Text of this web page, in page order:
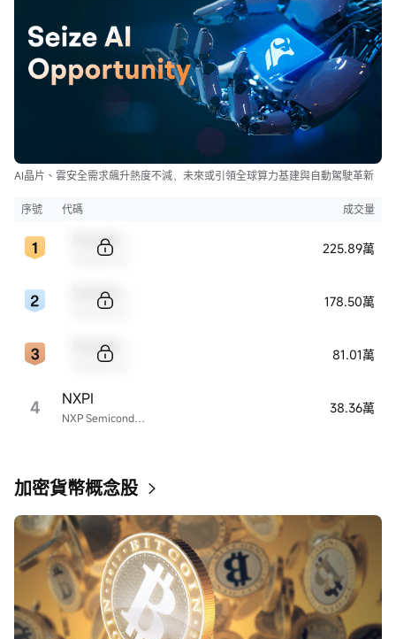
AI晶片、雲安全需求飆升熱度不減，未來或引領全球算力基建與自動駕駛革新
序號 代碼 成交量
225.89萬
178.50萬
81.01萬
4 NXP Semiconductors
NXPI 38.36萬
加密貨幣概念股